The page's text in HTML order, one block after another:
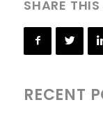
SHARE
RECENT